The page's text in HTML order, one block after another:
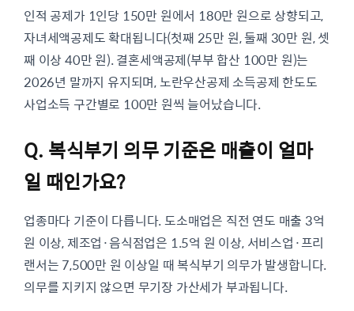
인적 공제가 1인당 150만 원에서 180만 원으로 상향되고,
자녀세액공제도 확대됩니다(첫째 25만 원, 둘째 30만 원, 셋
째 이상 40만 원). 결혼세액공제(부부 합산 100만 원)는
2026년 말까지 유지되며, 노란우산공제 소득공제 한도도
사업소득 구간별로 100만 원씩 늘어났습니다.
Q. 복식부기 의무 기준은 매출이 얼마
일 때인가요?
업종마다 기준이 다릅니다. 도소매업은 직전 연도 매출 3억
원 이상, 제조업·음식점업은 1.5억 원 이상, 서비스업·프리
랜서는 7,500만 원 이상일 때 복식부기 의무가 발생합니다.
의무를 지키지 않으면 무기장 가산세가 부과됩니다.